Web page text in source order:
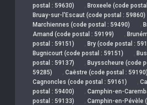
postal : 59630)
, Broxeele (code
Bruay-sur-l'Escaut (code postal : 59860)
Marchiennes (code postal : 59490)
,
Amand (code postal : 59199)
,
postal : 59151)
, Bry (code postal :
Bugnicourt (code postal : 59151) ,
postal : 59137)
, Buysscheure (code
59285)
, Caëstre (code postal : 59190)
Cagnoncles (code postal : 59161) ,
postal : 59400)
, Camphin-en-
postal : 59133)
, Camphin-en-Pévèle